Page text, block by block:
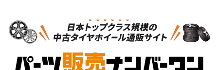
S
品）
S
新車外し品（新古
付き